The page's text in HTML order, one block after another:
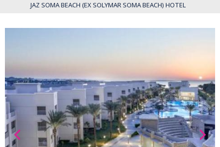
JAZ SOMA BEACH (EX SOLYMAR SOMA BEACH) HOTEL